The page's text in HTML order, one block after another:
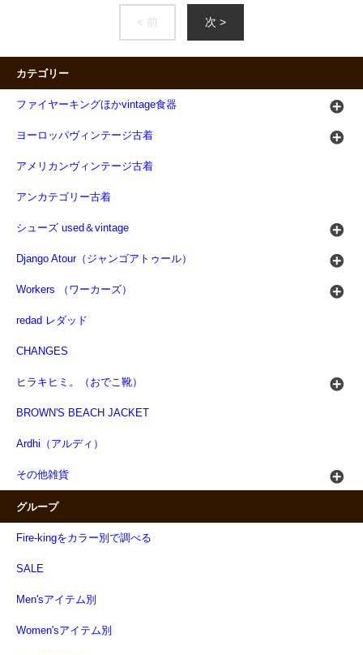
< 前 次 >
カテゴリー
ファイヤーキングほかvintage食器
ヨーロッパヴィンテージ古着
アメリカンヴィンテージ古着
アンカテゴリー古着
シューズ used＆vintage
Django Atour（ジャンゴアトゥール）
Workers （ワーカーズ）
redad レダッド
CHANGES
ヒラキヒミ。（おでこ靴）
BROWN'S BEACH JACKET
Ardhi（アルディ）
その他雑貨
グループ
Fire-kingをカラー別で調べる
SALE
Men'sアイテム別
Women'sアイテム別